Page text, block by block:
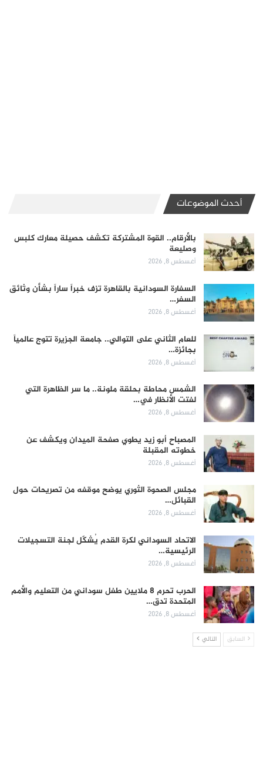
أحدث الموضوعات
بالأرقام.. القوة المشتركة تكشف حصيلة معارك كلبس
وصليعة
أغسطس 8, 2026
السفارة السودانية بالقاهرة تزف خبراً ساراً بشأن وثائق
السفر…
أغسطس 8, 2026
للعام الثاني على التوالي.. جامعة الجزيرة تتوج عالمياً
بجائزة…
أغسطس 8, 2026
الشمس محاطة بحلقة ملونة.. ما سر الظاهرة التي
لفتت الأنظار في…
أغسطس 8, 2026
المصباح أبو زيد يطوي صفحة الميدان ويكشف عن
خطوته المقبلة
أغسطس 8, 2026
مجلس الصحوة الثوري يوضح موقفه من تصريحات حول
القبائل…
أغسطس 8, 2026
الاتحاد السوداني لكرة القدم يُشكّل لجنة التسجيلات
الرئيسية…
أغسطس 8, 2026
الحرب تحرم 8 ملايين طفل سوداني من التعليم والأمم
المتحدة تدق…
أغسطس 8, 2026
السابق التالي